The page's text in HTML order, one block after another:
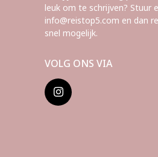
leuk om te schrijven? Stuur
info@reistop5.com en dan
snel mogelijk.
VOLG ONS VIA